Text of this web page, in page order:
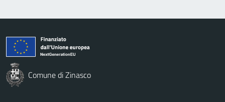
Comune di Zinasco